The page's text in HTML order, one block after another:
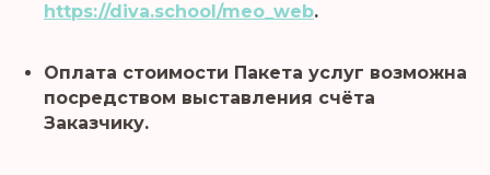
https://diva.school/meo_web.
Оплата стоимости Пакета услуг возможна
посредством выставления счёта
Заказчику.